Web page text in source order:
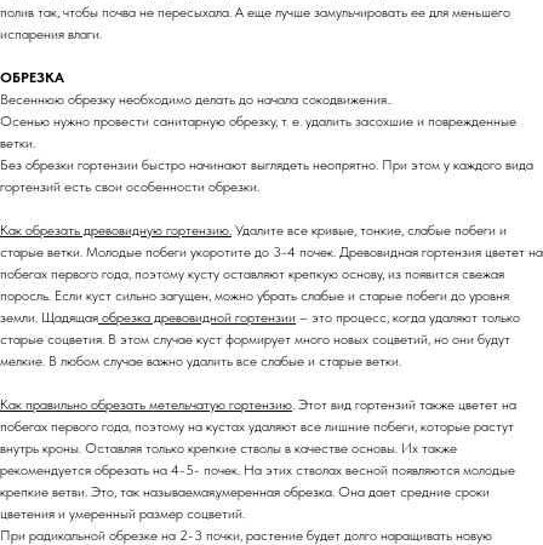
полив так, чтобы почва не пересыхала. А еще лучше замульчировать ее для меньшего
испарения влаги.
ОБРЕЗКА
Весеннюю обрезку необходимо делать до начала сокодвижения..
Осенью нужно провести санитарную обрезку, т. е. удалить засохшие и поврежденные
ветки.
Без обрезки гортензии быстро начинают выглядеть неопрятно. При этом у каждого вида
гортензий есть свои особенности обрезки.
Как обрезать древовидную гортензию. Удалите все кривые, тонкие, слабые побеги и
старые ветки. Молодые побеги укоротите до 3-4 почек. Древовидная гортензия цветет на
побегах первого года, поэтому кусту оставляют крепкую основу, из появится свежая
поросль. Если куст сильно загущен, можно убрать слабые и старые побеги до уровня
земли. Щадящая обрезка древовидной гортензии – это процесс, когда удаляют только
старые соцветия. В этом случае куст формирует много новых соцветий, но они будут
мелкие. В любом случае важно удалить все слабые и старые ветки.
Как правильно обрезать метельчатую гортензию. Этот вид гортензий также цветет на
побегах первого года, поэтому на кустах удаляют все лишние побеги, которые растут
внутрь кроны. Оставляя только крепкие стволы в качестве основы. Их также
рекомендуется обрезать на 4-5- почек. На этих стволах весной появляются молодые
крепкие ветви. Это, так называемая,умеренная обрезка. Она дает средние сроки
цветения и умеренный размер соцветий.
При радикальной обрезке на 2-3 почки, растение будет долго наращивать новую